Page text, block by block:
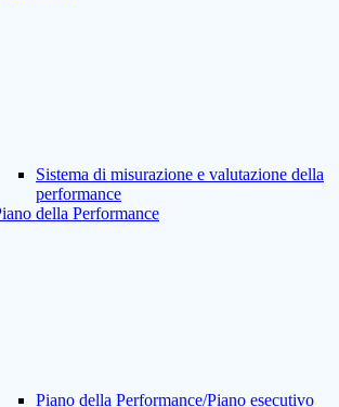
Sistema di misurazione e valutazione della
performance
della Performance
Piano della Performance/Piano esecutivo